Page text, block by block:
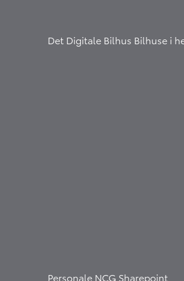
Det Digitale Bilhus Bilhuse i
Personale NCG Sharepoint